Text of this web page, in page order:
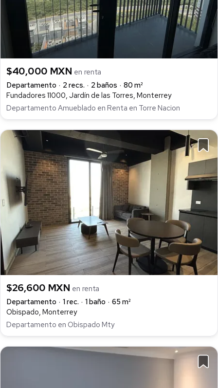
$40,000 MXN en renta
Departamento
2 recs. 2 baños
80 m²
Fundadores 11000, Jardín de las Torres, Monterrey
Departamento Amueblado en Renta en Torre Nacion
$26,600 MXN en renta
Departamento
1 rec. 1 baño
65 m²
Obispado, Monterrey
Departamento en Obispado Mty